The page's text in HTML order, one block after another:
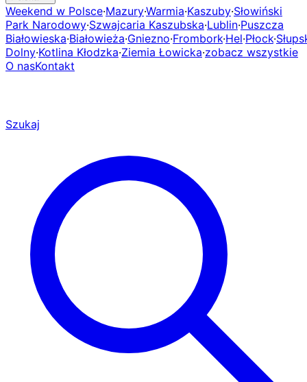
Weekend w Polsce·Mazury·Warmia·Kaszuby·Słowiński
Park Narodowy·Szwajcaria Kaszubska·Lublin·Puszcza
Białowieska·Białowieża·Gniezno·Frombork·Hel·Płock·
Dolny·Kotlina Kłodzka·Ziemia Łowicka·zobacz wszystkie
O nasKontakt
Szukaj